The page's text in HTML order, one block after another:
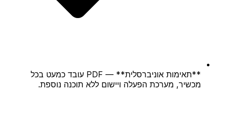
**תאימות אוניברסלית** — PDF עובד כמעט בכל
מכשיר, מערכת הפעלה ויישום ללא תוכנה נוספת.